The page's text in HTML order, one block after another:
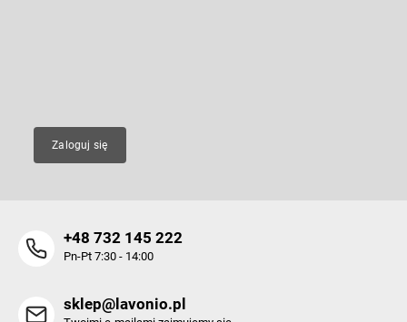
Zaloguj się
+48 732 145 222
Pn-Pt 7:30 - 14:00
sklep@lavonio.pl